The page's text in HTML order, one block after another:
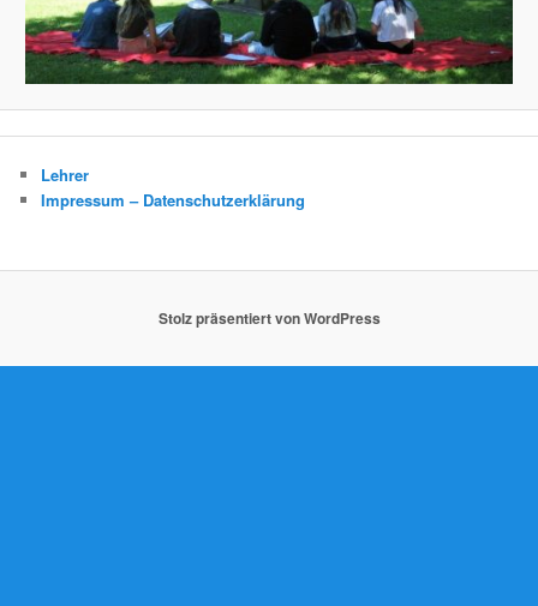
Lehrer
Impressum – Datenschutzerklärung
Stolz präsentiert von WordPress